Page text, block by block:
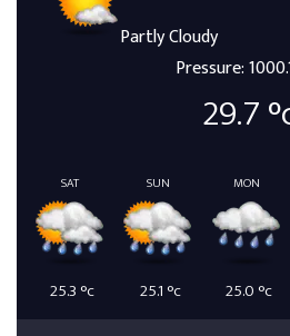
Partly Cloudy
Pressure:
29.7
SAT
25.3 °c
SUN
25.1 °c
MON
25.0 °c